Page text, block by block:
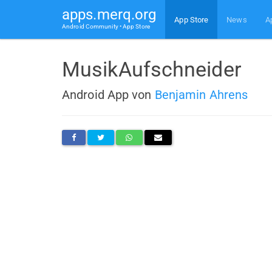
apps.merq.org
Android Community • App Store
App Store News
MusikAufschneider
Android App von Benjamin Ahrens